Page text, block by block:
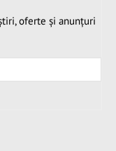
oferte și anunțuri